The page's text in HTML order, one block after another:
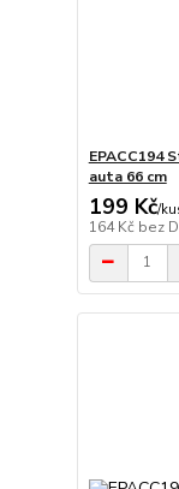
EPACC194
auta 66 cm
199 Kč/
164 Kč bez